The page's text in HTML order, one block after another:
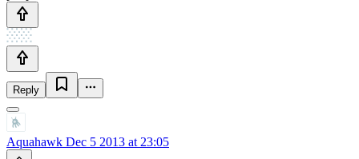
Reply
Aquahawk Dec 5 2013 at 23:05